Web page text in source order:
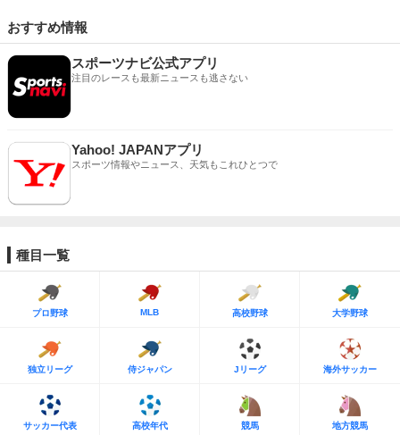
おすすめ情報
スポーツナビ公式アプリ
注目のレースも最新ニュースも逃さない
Yahoo! JAPANアプリ
スポーツ情報やニュース、天気もこれひとつで
種目一覧
プロ野球 MLB 高校野球 大学野球
独立リーグ 侍ジャパン Jリーグ 海外サッカー
サッカー代表 高校年代 競馬 地方競馬